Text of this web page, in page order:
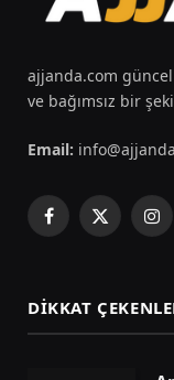
ajjanda.com
ve bağımsız bir
Email:
Facebook
X
DIKKAT